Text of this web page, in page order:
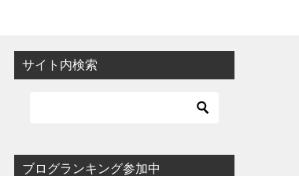
サイト内検索
ブログランキング参加中